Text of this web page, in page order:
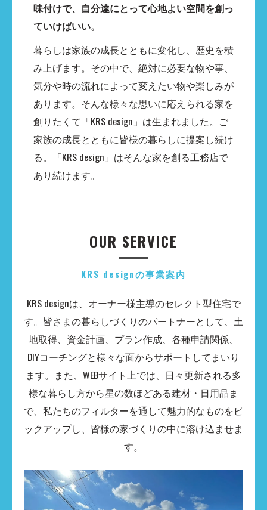
味付けで、自分達にとって心地よい空間を創っ
ていけばいい。​
暮らしは家族の成長とともに変化し、歴史を積
み上げます。その中で、絶対に必要な物や事、
気分や時の流れによって変えたい物や楽しみが
あります。そんな様々な思いに応えられる家を
創りたくて「KRS design」は生まれました。​ご
家族の成長とともに皆様の暮らしに提案し続け
る。「KRS design」はそんな家を創る工務店で
あり続けます。
OUR SERVICE
KRS designの事業案内
​KRS designは、オーナー様主導のセレクト型住宅で
す。皆さまの暮らしづくりのパートナーとして、土
地取得、資金計画、プラン作成、各種申請関係、
DIYコーチングと様々な面からサポートしてまいり
ます。​​また、WEBサイト上では、日々更新される多
様な暮らし方から星の数ほどある建材・日用品ま
で、私たちのフィルターを通して魅力的なものを​ピ
ックアップし、皆様の家づくりの中に溶け込ませま
す。